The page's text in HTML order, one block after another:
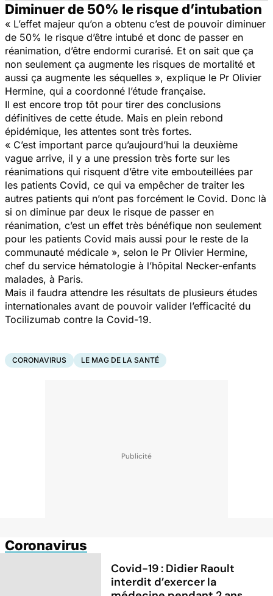
Diminuer de 50% le risque d’intubation
« L’effet majeur qu’on a obtenu c’est de pouvoir diminuer
de 50% le risque d’être intubé et donc de passer en
réanimation, d’être endormi curarisé. Et on sait que ça
non seulement ça augmente les risques de mortalité et
aussi ça augmente les séquelles », explique le Pr Olivier
Hermine, qui a coordonné l’étude française.
Il est encore trop tôt pour tirer des conclusions
définitives de cette étude. Mais en plein rebond
épidémique, les attentes sont très fortes.
« C’est important parce qu’aujourd’hui la deuxième
vague arrive, il y a une pression très forte sur les
réanimations qui risquent d’être vite embouteillées par
les patients Covid, ce qui va empêcher de traiter les
autres patients qui n’ont pas forcément le Covid. Donc là
si on diminue par deux le risque de passer en
réanimation, c’est un effet très bénéfique non seulement
pour les patients Covid mais aussi pour le reste de la
communauté médicale », selon le Pr Olivier Hermine,
chef du service hématologie à l’hôpital Necker-enfants
malades, à Paris.
Mais il faudra attendre les résultats de plusieurs études
internationales avant de pouvoir valider l’efficacité du
Tocilizumab contre la Covid-19.
CORONAVIRUS LE MAG DE LA SANTÉ
Coronavirus
Covid-19 : Didier Raoult
interdit d’exercer la